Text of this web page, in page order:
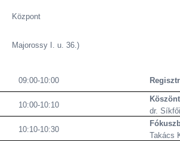
Pécsi
Központ
(7625
Majorossy I. u. 36.)
09:00-10:00
10:00-10:10
dr.
10:10-10:30
Takács